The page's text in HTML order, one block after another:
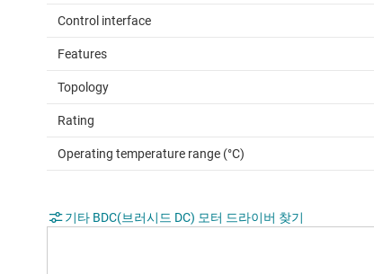
Control interface
Features
Topology
Rating
Operating temperature range (°C)
기타 BDC(브러시드 DC) 모터 드라이버 찾기